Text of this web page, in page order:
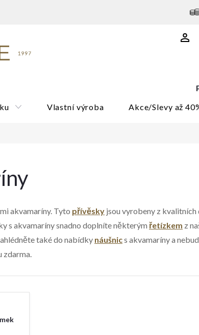
Vlastní výroba Akce/Slevy až
akvamaríny. Tyto přívěsky jsou vyrobeny z kvalitních
s akvamaríny snadno doplníte některým řetízkem z
také do nabídky náušnics akvamaríny a
zdarma.